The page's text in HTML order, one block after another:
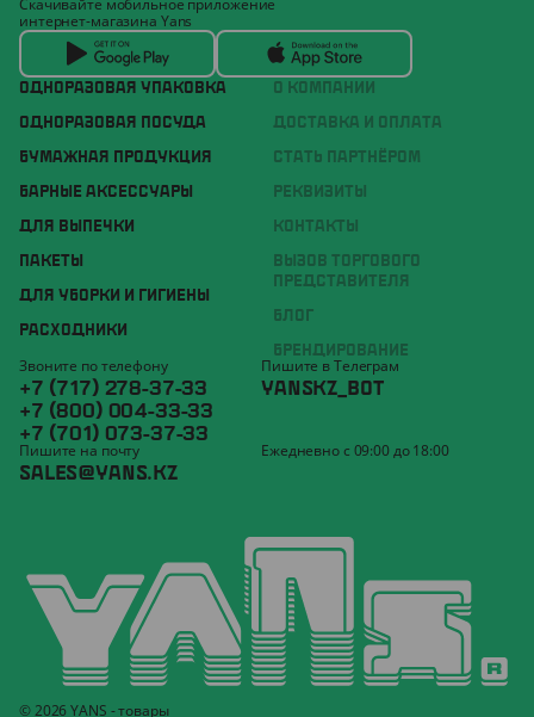
ОДНОРАЗОВАЯ УПАКОВКА
ОДНОРАЗОВАЯ ПОСУДА
БУМАЖНАЯ ПРОДУКЦИЯ
БАРНЫЕ АКСЕССУАРЫ
ДЛЯ ВЫПЕЧКИ
ПАКЕТЫ
ДЛЯ УБОРКИ И ГИГИЕНЫ
РАСХОДНИКИ
О КОМПАНИИ
ДОСТАВКА И ОПЛАТА
СТАТЬ ПАРТНЁРОМ
РЕКВИЗИТЫ
КОНТАКТЫ
ВЫЗОВ ТОРГОВОГО
ПРЕДСТАВИТЕЛЯ
БЛОГ
БРЕНДИРОВАНИЕ
Скачивайте мобильное приложение
интернет-магазина Yans
Звоните по телефону
+7 (717) 278-37-33
+7 (800) 004-33-33
+7 (701) 073-37-33
Пишите в Телеграм
YANSKZ_BOT
Пишите на почту
SALES@YANS.KZ
Ежедневно с 09:00 до 18:00
© 2026 YANS - товары